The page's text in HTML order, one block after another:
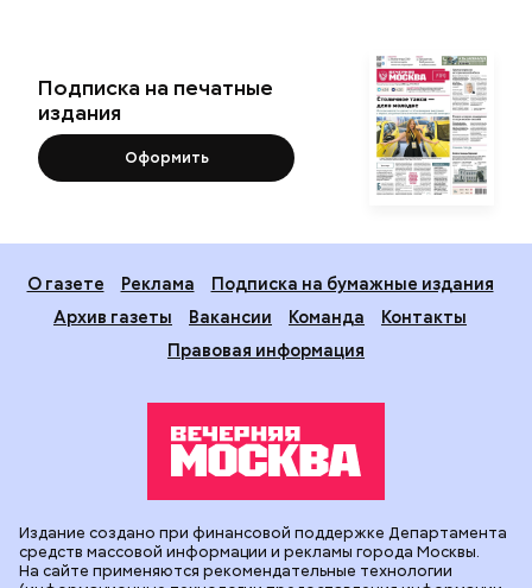
Подписка на печатные
издания
Оформить
О газете Реклама
Подписка на бумажные издания
Архив газеты
Вакансии Команда
Контакты
Правовая информация
Издание создано при финансовой поддержке Департамента
средств массовой информации и рекламы города Москвы.
На сайте применяются рекомендательные технологии